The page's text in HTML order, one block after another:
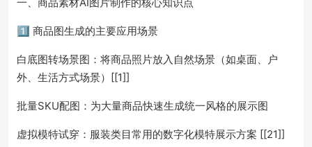
1️⃣ 商品图生成的主要应用场景
白底图转场景图：将商品照片放入自然场景（如桌面、户
外、生活方式场景）[[1]]
批量SKU配图：为大量商品快速生成统一风格的展示图
虚拟模特试穿：服装类目常用的数字化模特展示方案 [[21]]